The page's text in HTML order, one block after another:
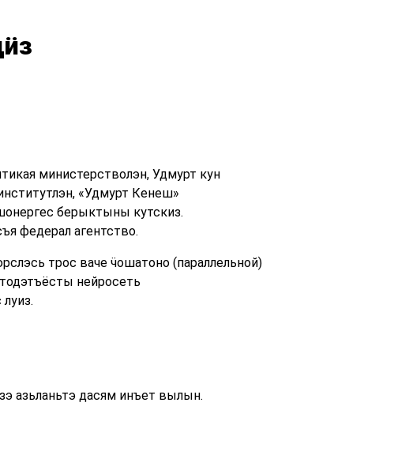
министерстволэн, Удмурт кун
«Удмурт Кенеш»
берыктыны кутскиз.
федерал агентство.
трос ваче ӵошатоно (параллельной)
нейросеть
азьланьтэ дасям инъет вылын.